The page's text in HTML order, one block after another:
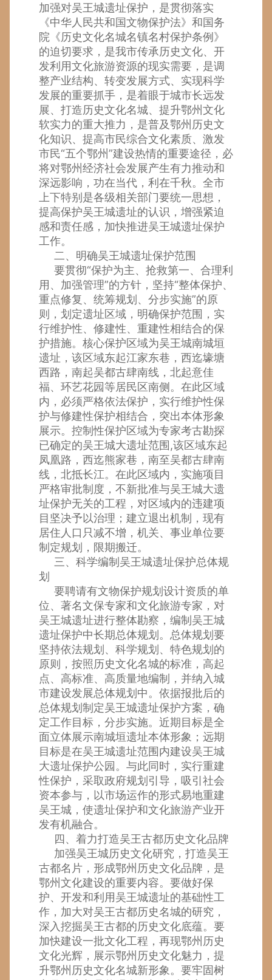
加强对吴王城遗址保护，是贯彻落实
《中华人民共和国文物保护法》和国务
院《历史文化名城名镇名村保护条例》
的迫切要求，是我市传承历史文化、开
发利用文化旅游资源的现实需要，是调
整产业结构、转变发展方式、实现科学
发展的重要抓手，是着眼于城市长远发
展、打造历史文化名城、提升鄂州文化
软实力的重大推力，是普及鄂州历史文
化知识、提高市民综合文化素质、激发
市民“五个鄂州”建设热情的重要途径，必
将对鄂州经济社会发展产生有力推动和
深远影响，功在当代，利在千秋。全市
上下特别是各级相关部门要统一思想，
提高保护吴王城遗址的认识，增强紧迫
感和责任感，加快推进吴王城遗址保护
工作。
二、明确吴王城遗址保护范围
要贯彻“保护为主、抢救第一、合理利
用、加强管理”的方针，坚持“整体保护、
重点修复、统筹规划、分步实施”的原
则，划定遗址区域，明确保护范围，实
行维护性、修建性、重建性相结合的保
护措施。核心保护区域为吴王城南城垣
遗址，该区域东起江家东巷，西迄壕塘
西路，南起吴都古肆南线，北起意佳
福、环艺花园等居民区南侧。在此区域
内，必须严格依法保护，实行维护性保
护与修建性保护相结合，突出本体形象
展示。控制性保护区域为专家考古勘探
已确定的吴王城大遗址范围,该区域东起
凤凰路，西迄熊家巷，南至吴都古肆南
线，北抵长江。在此区域内，实施项目
严格审批制度，不新批准与吴王城大遗
址保护无关的工程，对区域内的违建项
目坚决予以治理；建立退出机制，现有
居住人口只减不增，机关、事业单位要
制定规划，限期搬迁。
三、科学编制吴王城遗址保护总体规
划
要聘请有文物保护规划设计资质的单
位、著名文保专家和文化旅游专家，对
吴王城遗址进行整体勘察，编制吴王城
遗址保护中长期总体规划。总体规划要
坚持依法规划、科学规划、特色规划的
原则，按照历史文化名城的标准，高起
点、高标准、高质量地编制，并纳入城
市建设发展总体规划中。依据报批后的
总体规划制定吴王城遗址保护方案，确
定工作目标，分步实施。近期目标是全
面立体展示南城垣遗址本体形象；远期
目标是在吴王城遗址范围内建设吴王城
大遗址保护公园。与此同时，实行重建
性保护，采取政府规划引导，吸引社会
资本参与，以市场运作的形式易地重建
吴王城，使遗址保护和文化旅游产业开
发有机融合。
四、着力打造吴王古都历史文化品牌
加强吴王城历史文化研究，打造吴王
古都名片，形成鄂州历史文化品牌，是
鄂州文化建设的重要内容。要做好保
护、开发和利用吴王城遗址的基础性工
作，加大对吴王古都历史名城的研究，
深入挖掘吴王古都的历史文化底蕴。要
加快建设一批文化工程，再现鄂州历史
文化光辉，展示鄂州历史文化魅力，提
升鄂州历史文化名城新形象。要牢固树